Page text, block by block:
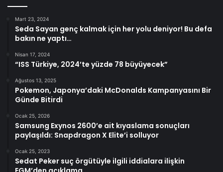
Mart 23, 2024
Seda Sayan genç kalmak için her yolu deniyor! Bu defa
bakın ne yaptı…
Nisan 17, 2024
“ISS Türkiye, 2024’te yüzde 78 büyüyecek”
Ağustos 13, 2025
Pokemon, Japonya’daki McDonalds Kampanyasını Bir
Günde Bitirdi
Ocak 25, 2026
Samsung Exynos 2600’e ait kıyaslama sonuçları
paylaşıldı: Snapdragon X Elite’i solluyor
Ocak 25, 2023
Sedat Peker suç örgütüyle ilgili iddialara ilişkin